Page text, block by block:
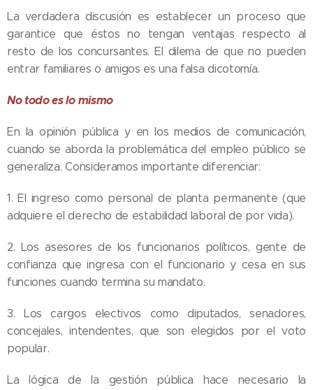
La verdadera discusión es establecer un proceso que
garantice que éstos no tengan ventajas respecto al
resto de los concursantes. El dilema de que no pueden
entrar familiares o amigos es una falsa dicotomía.
No todo es lo mismo
En la opinión pública y en los medios de comunicación,
cuando se aborda la problemática del empleo público se
generaliza. Consideramos importante diferenciar:
1. El ingreso como personal de planta permanente (que
adquiere el derecho de estabilidad laboral de por vida).
2. Los asesores de los funcionarios políticos, gente de
confianza que ingresa con el funcionario y cesa en sus
funciones cuando termina su mandato.
3. Los cargos electivos como diputados, senadores,
concejales, intendentes, que son elegidos por el voto
popular.
La lógica de la gestión pública hace necesario la